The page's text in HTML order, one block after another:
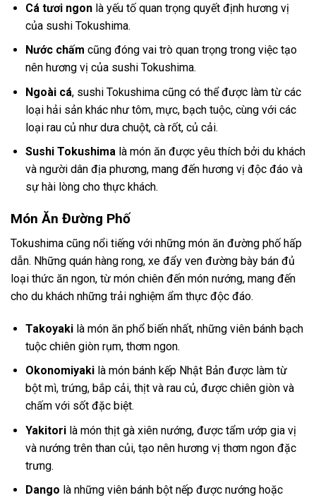
Cá tươi ngonlà yếu tố quan trọng quyết định hương vị
của sushi Tokushima.
Nước chấm cũng đóng vai trò quan trọng trong việc tạo
nên hương vị của sushi Tokushima.
Ngoài cá, sushi Tokushima cũng có thể được làm từ các
loại hải sản khác như tôm, mực, bạch tuộc, cùng với các
loại rau củ như dưa chuột, cà rốt, củ cải.
Sushi Tokushimalà món ăn được yêu thích bởi du khách
và người dân địa phương, mang đến hương vị độc đáo và
sự hài lòng cho thực khách.
Món Ăn Đường Phố
Tokushima cũng nổi tiếng với những món ăn đường phố hấp
dẫn. Những quán hàng rong, xe đẩy ven đường bày bán đủ
loại thức ăn ngon, từ món chiên đến món nướng, mang đến
cho du khách những trải nghiệm ẩm thực độc đáo.
Takoyakilà món ăn phổ biến nhất, những viên bánh bạch
tuộc chiên giòn rụm, thơm ngon.
Okonomiyakilà món bánh kếp Nhật Bản được làm từ
bột mì, trứng, bắp cải, thịt và rau củ, được chiên giòn và
chấm với sốt đặc biệt.
Yakitorilà món thịt gà xiên nướng, được tẩm ướp gia vị
và nướng trên than củi, tạo nên hương vị thơm ngon đặc
trưng.
Dango là những viên bánh bột nếp được nướng hoặc